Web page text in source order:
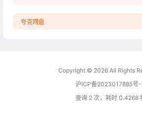
夸克网盘
Copyright © 2026 All Rights
沪ICP备2023017885号
查询 2 次，耗时 0.4268